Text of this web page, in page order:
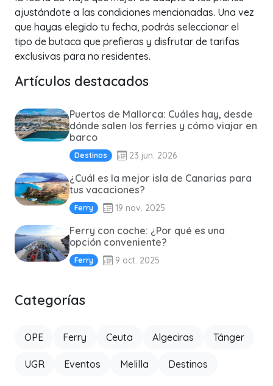
ajustándote a las condiciones mencionadas. Una vez
que hayas elegido tu fecha, podrás seleccionar el
tipo de butaca que prefieras y disfrutar de tarifas
exclusivas para no residentes.
Artículos destacados
Puertos de Mallorca: Cuáles hay, desde
dónde salen los ferries y cómo viajar en
barco
Destinos 23 jun. 2026
¿Cuál es la mejor isla de Canarias para
tus vacaciones?
Ferry 19 nov. 2025
Ferry con coche: ¿Por qué es una
opción conveniente?
Ferry 9 oct. 2025
Categorías
OPE Ferry Ceuta Algeciras Tánger
UGR Eventos Melilla Destinos